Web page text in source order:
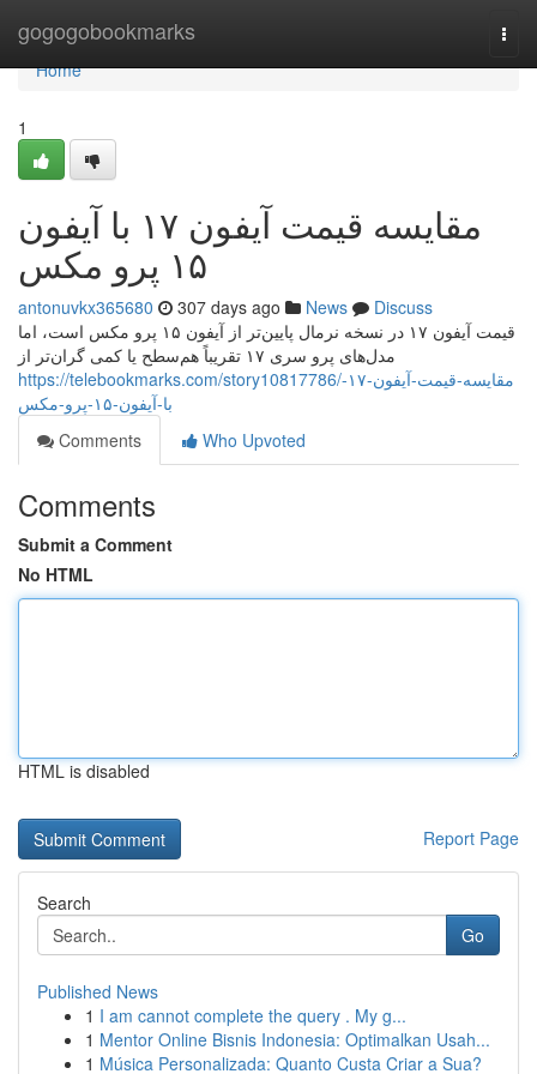
gogogobookmarks
Home
Home
1
مقایسه قیمت آیفون ۱۷ با آیفون
۱۵ پرو مکس
antonuvkx365680 307 days ago News
Discuss
قیمت آیفون ۱۷ در نسخه نرمال پایین‌تر از آیفون ۱۵ پرو مکس است، اما
مدل‌های پرو سری ۱۷ تقریباً هم‌سطح یا کمی گران‌تر از
https://telebookmarks.com/story10817786/مقایسه-قیمت-آیفون-۱۷-
با-آیفون-۱۵-پرو-مکس
Comments
Who Upvoted
Comments
Submit a Comment
No HTML
HTML is disabled
Report Page
Search
Go
Published News
1 I am cannot complete the query . My g...
1 Mentor Online Bisnis Indonesia: Optimalkan Usah...
1 Música Personalizada: Quanto Custa Criar a Sua?